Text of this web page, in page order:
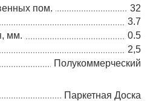
пом.
32
3.7
мм.
0.5
2,5
Полукоммерческий
Паркетная Доска